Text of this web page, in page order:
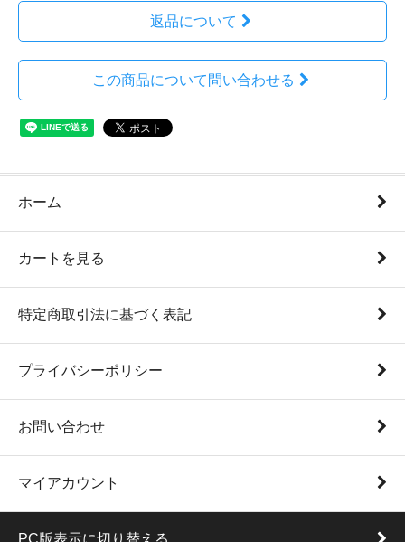
返品について
この商品について問い合わせる
ホーム
カートを見る
特定商取引法に基づく表記
プライバシーポリシー
お問い合わせ
マイアカウント
PC版表示に切り替える